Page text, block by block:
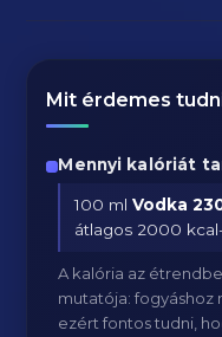
Mit érdemes
Mennyi kalóriát
100 mlVodka
átlagos 2000
A kalória az
mutatója: fogyáshoz
ezért fontos tudni,